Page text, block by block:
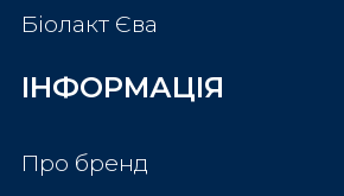
Біолакт Єва
ІНФОРМАЦІЯ
Про бренд